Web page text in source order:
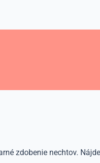
zdobenie nechtov.